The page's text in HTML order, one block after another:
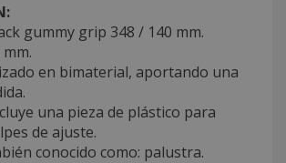
gummy grip 348 / 140 mm.
en bimaterial, aportando una
una pieza de plástico para
de ajuste.
conocido como: palustra.